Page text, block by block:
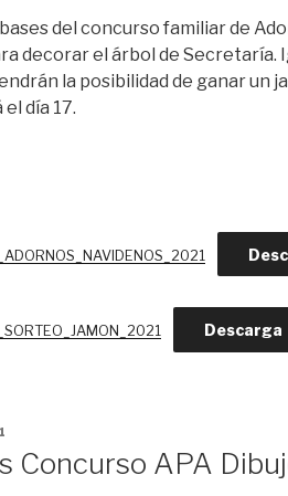
del concurso familiar de
decorar el árbol de Secretaría.
la posibilidad de ganar un
día 17.
Descarga
Concurso APA